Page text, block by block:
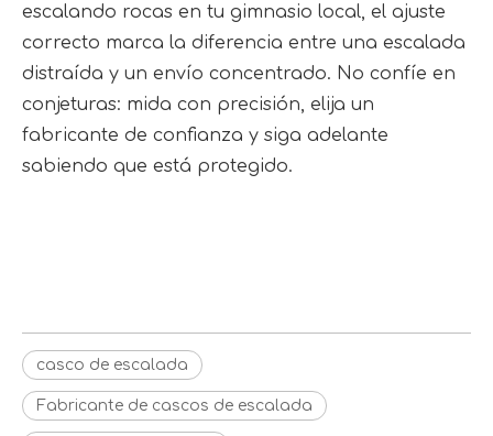
escalando rocas en tu gimnasio local, el ajuste
correcto marca la diferencia entre una escalada
distraída y un envío concentrado. No confíe en
conjeturas: mida con precisión, elija un
fabricante de confianza y siga adelante
sabiendo que está protegido.
casco de escalada
Fabricante de cascos de escalada